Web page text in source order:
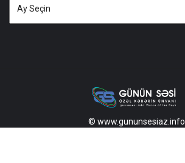
© www.gununsesiaz.info